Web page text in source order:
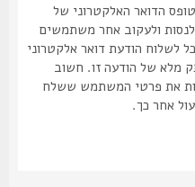
האלקטרוני של
ולעקוב אחר משתמשים
הודעת דואר אלקטרוני
של הודעה זו. חשוב
את פרטי המשתמש ששלח
כך.